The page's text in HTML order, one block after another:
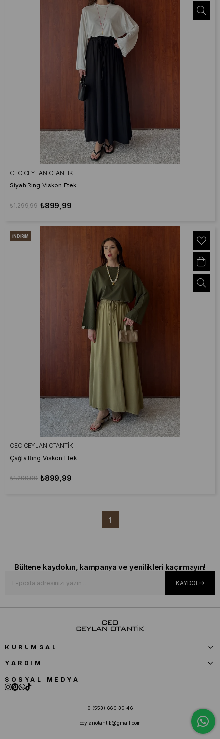
CEO CEYLAN OTANTIK
Siyah Ring Viskon Etek
₺899,99
₺1.299,99
CEO CEYLAN OTANTIK
Çağla Ring Viskon Etek
₺899,99
₺1.299,99
İNDIRIM
1
Bültene kaydolun, kampanya ve yenilikleri kaçırmayın!
KAYDOL
KURUMSAL
YARDIM
SOSYAL MEDYA
0 (553) 666 39 46
ceylanotantik@gmail.com